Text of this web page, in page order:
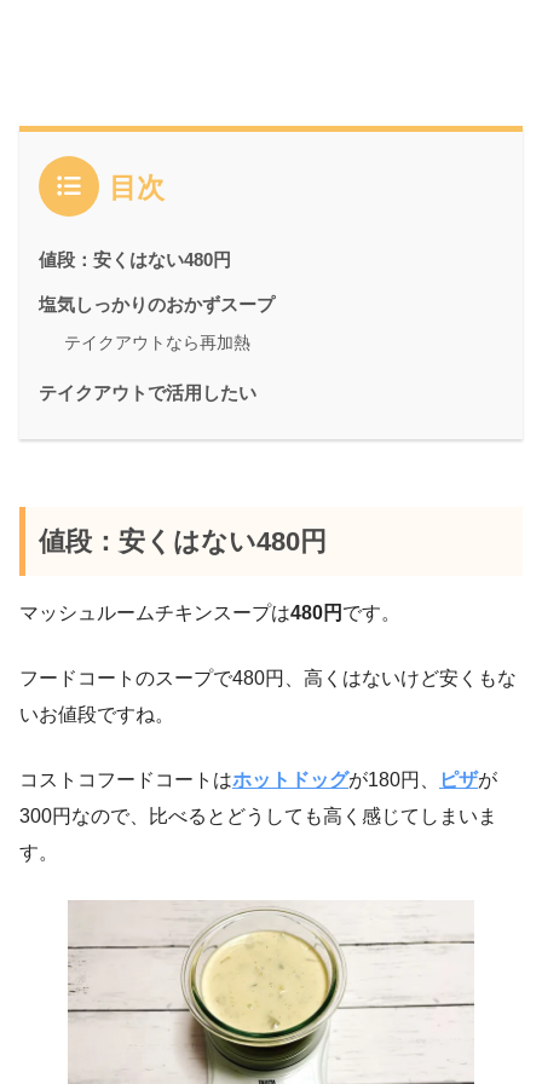
目次
値段：安くはない480円
塩気しっかりのおかずスープ
テイクアウトなら再加熱
テイクアウトで活用したい
値段：安くはない480円
マッシュルームチキンスープは480円 です。
フードコートのスープで480円、高くはないけど安くもな
いお値段ですね。
コストコフードコートはホットドッグが180円、 ピザが
300円なので、比べるとどうしても高く感じてしまいま
す。